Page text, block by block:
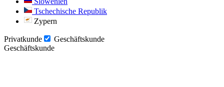
Tschechische Republik
Zypern
Privatkunde
Geschäftskunde
Geschäftskunde